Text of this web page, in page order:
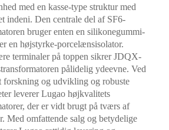
med en kasse-type struktur med
indeni. Den centrale del af SF6-
bruger enten en silikonegummi-
en højstyrke-porcelænsisolator.
terminaler på toppen sikrer JDQX-
pålidelig ydeevne. Ved
forskning og udvikling og robuste
leverer Lugao højkvalitets
der er vidt brugt på tværs af
Med omfattende salg og betydelige